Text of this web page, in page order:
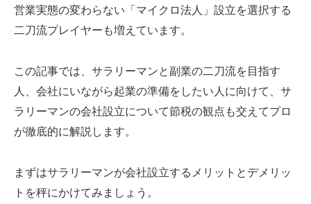
営業実態の変わらない「マイクロ法人」設立を選択する
二刀流プレイヤーも増えています。
この記事では、サラリーマンと副業の二刀流を目指す
人、会社にいながら起業の準備をしたい人に向けて、サ
ラリーマンの会社設立について節税の観点も交えてプロ
が徹底的に解説します。
まずはサラリーマンが会社設立するメリットとデメリッ
トを秤にかけてみましょう。